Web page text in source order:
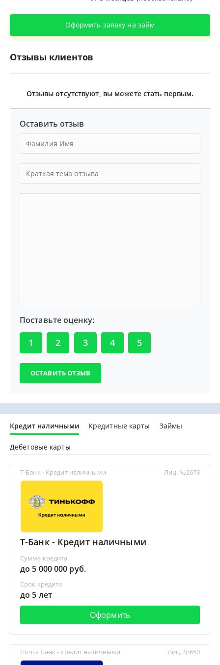
Оформить заявку на займ
Отзывы клиентов
Отзывы отсутствуют, вы можете стать первым.
Оставить отзыв
Поставьте оценку:
1 2 3 4 5
Кредит наличными Кредитные карты Займы
Дебетовые карты
Т-Банк - Кредит наличными
Т-Банк - Кредит наличными
Сумма кредита
до 5 000 000 руб.
Срок кредита
до 5 лет
Оформить
Лиц. №2673
Почта Банк - кредит наличными Лиц. №650